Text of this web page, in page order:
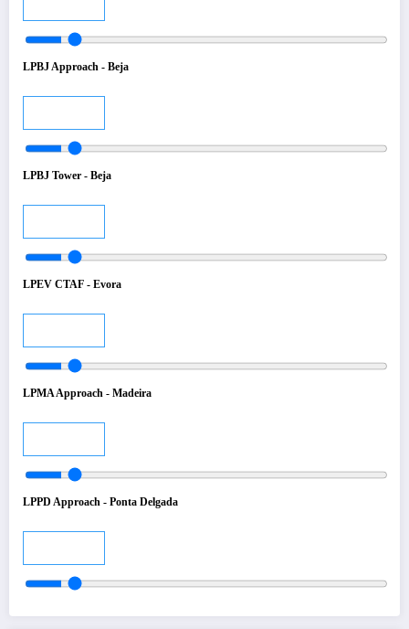
LPBJ Approach - Beja
LPBJ Tower - Beja
LPEV CTAF - Evora
LPMA Approach - Madeira
LPPD Approach - Ponta Delgada